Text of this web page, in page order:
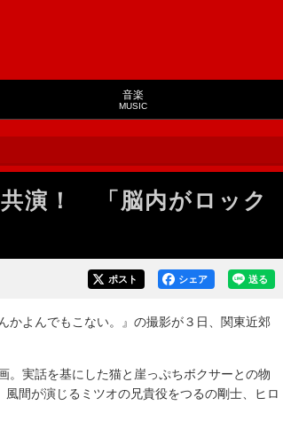
音楽
MUSIC
演！ 「脳内がロック
送る
シェア
ポスト
よんでもこない。』の撮影が３日、関東近郊
実話を基にした猫と崖っぷちボクサーとの物
間が演じるミツオの兄貴役をつるの剛士、ヒロ